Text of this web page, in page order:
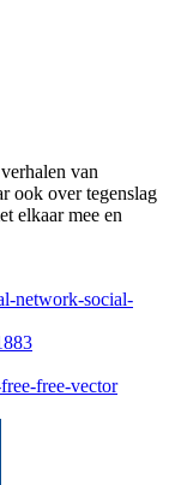
van
ook over tegenslag
elkaar mee en